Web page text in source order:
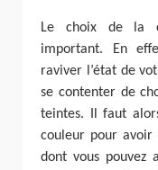
Le choix de la
important. En
raviver l’état de
se contenter de
teintes. Il faut
couleur pour avoir
dont vous pouvez